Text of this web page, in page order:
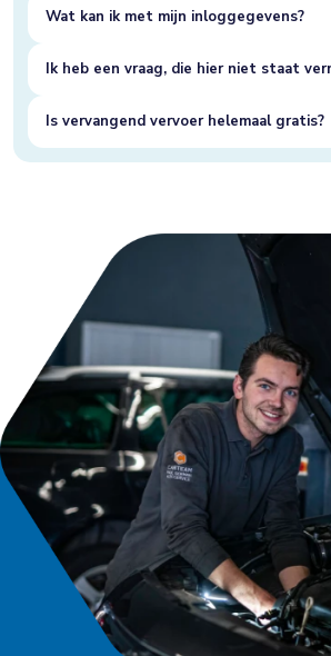
Wat kan ik met mijn inloggegevens?
Ik heb een vraag, die hier niet staat
Is vervangend vervoer helemaal gratis?